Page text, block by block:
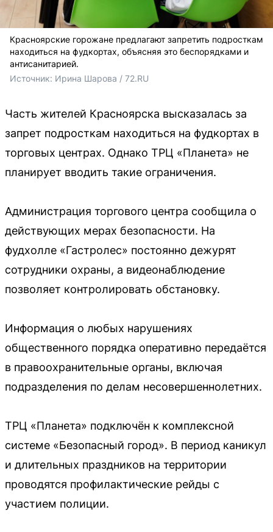
Красноярские горожане предлагают запретить подросткам
находиться на фудкортах, объясняя это беспорядками и
антисанитарией.
Источник: Ирина Шарова / 72.RU
Часть жителей Красноярска высказалась за
запрет подросткам находиться на фудкортах в
торговых центрах. Однако ТРЦ «Планета» не
планирует вводить такие ограничения.
Администрация торгового центра сообщила о
действующих мерах безопасности. На
фудхолле «Гастролес» постоянно дежурят
сотрудники охраны, а видеонаблюдение
позволяет контролировать обстановку.
Информация о любых нарушениях
общественного порядка оперативно передаётся
в правоохранительные органы, включая
подразделения по делам несовершеннолетних.
ТРЦ «Планета» подключён к комплексной
системе «Безопасный город». В период каникул
и длительных праздников на территории
проводятся профилактические рейды с
участием полиции.